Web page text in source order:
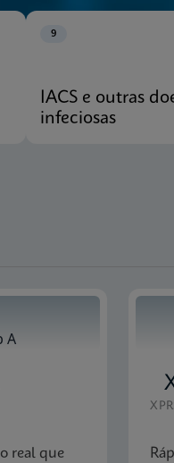
9
IACS e outras
infeciosas
real que